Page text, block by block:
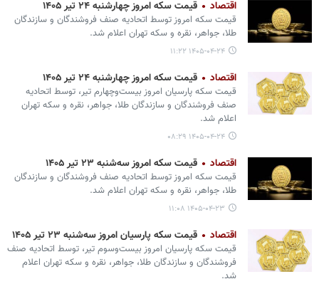
اقتصاد قیمت سکه امروز چهارشنبه ۲۴ تیر ۱۴۰۵
قیمت سکه امروز توسط اتحادیه صنف فروشندگان و سازندگان
طلا، جواهر، نقره و سکه تهران اعلام شد.
۱۴۰۵-۰۴-۲۴ ۱۱:۲۲
اقتصاد قیمت سکه امروز چهارشنبه ۲۴ تیر ۱۴۰۵
قیمت سکه پارسیان امروز بیست‌وچهارم تیر، توسط اتحادیه
صنف فروشندگان و سازندگان طلا، جواهر، نقره و سکه تهران
اعلام شد.
۱۴۰۵-۰۴-۲۴ ۰۸:۲۹
اقتصاد قیمت سکه امروز سه‌شنبه ۲۳ تیر ۱۴۰۵
قیمت سکه امروز توسط اتحادیه صنف فروشندگان و سازندگان
طلا، جواهر، نقره و سکه تهران اعلام شد.
۱۴۰۵-۰۴-۲۳ ۱۱:۰۸
اقتصاد قیمت سکه پارسیان امروز سه‌شنبه ۲۳ تیر ۱۴۰۵
قیمت سکه پارسیان امروز بیست‌وسوم تیر، توسط اتحادیه صنف
فروشندگان و سازندگان طلا، جواهر، نقره و سکه تهران اعلام
شد.